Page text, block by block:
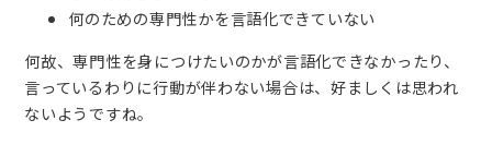
何のための専門性かを言語化できていない
何故、専門性を身につけたいのかが言語化できなかったり、
言っているわりに行動が伴わない場合は、好ましくは思われ
ないようですね。